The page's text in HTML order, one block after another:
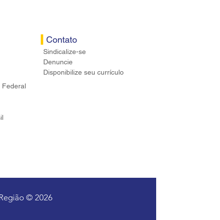
Federal
Contato
Sindicalize-se
Denuncie
Disponibilize seu currículo
© 2026